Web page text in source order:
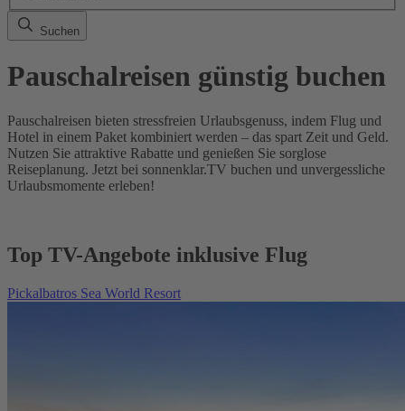
Suchen
Pauschalreisen günstig buchen
Pauschalreisen bieten stressfreien Urlaubsgenuss, indem Flug und
Hotel in einem Paket kombiniert werden – das spart Zeit und Geld.
Nutzen Sie attraktive Rabatte und genießen Sie sorglose
Reiseplanung. Jetzt bei sonnenklar.TV buchen und unvergessliche
Urlaubsmomente erleben!
Top TV-Angebote inklusive Flug
Pickalbatros Sea World Resort